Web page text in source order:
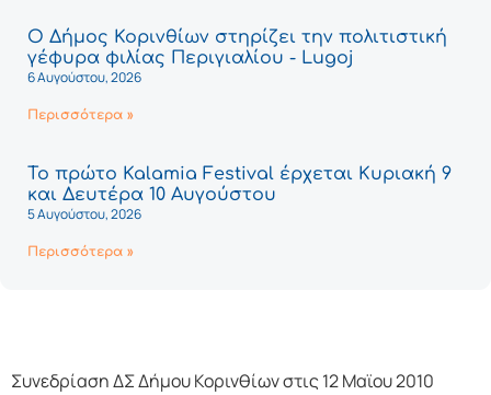
Ο Δήμος Κορινθίων στηρίζει την πολιτιστική
γέφυρα φιλίας Περιγιαλίου - Lugoj
6 Αυγούστου, 2026
Περισσότερα »
Το πρώτο Kalamia Festival έρχεται Κυριακή 9
και Δευτέρα 10 Αυγούστου
5 Αυγούστου, 2026
Περισσότερα »
Συνεδρίαση ΔΣ Δήμου Κορινθίων στις 12 Μαϊου 2010